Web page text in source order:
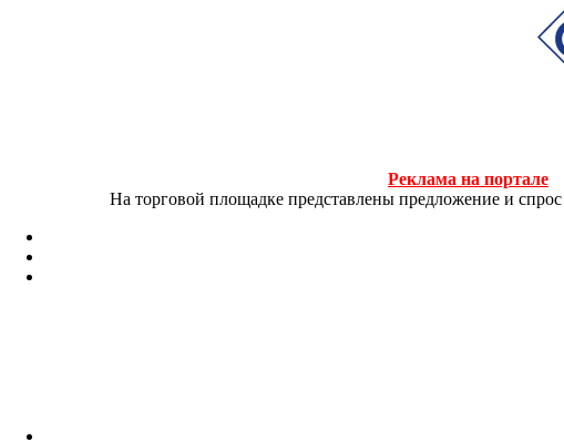
Реклама на портале
На торговой площадке представлены предложение и